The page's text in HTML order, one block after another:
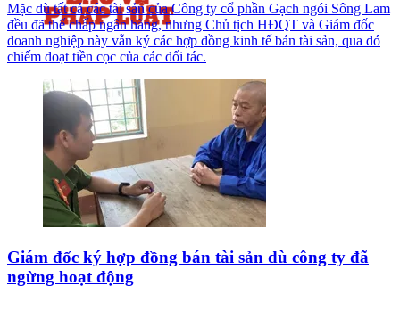
Mặc dù tất cả các tài sản của Công ty cổ phần Gạch ngói Sông Lam
đều đã thế chấp ngân hàng, nhưng Chủ tịch HĐQT và Giám đốc
doanh nghiệp này vẫn ký các hợp đồng kinh tế bán tài sản, qua đó
chiếm đoạt tiền cọc của các đối tác.
Giám đốc ký hợp đồng bán tài sản dù công ty đã
ngừng hoạt động